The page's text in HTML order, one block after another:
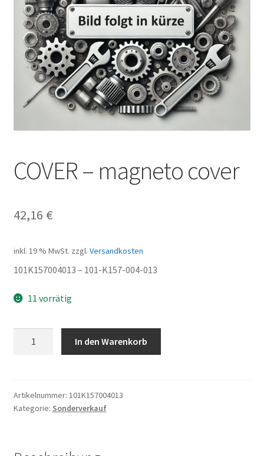
COVER – magneto cover
42,16 €
inkl. 19 % MwSt. zzgl. Versandkosten
101K157004013 – 101-K157-004-013
11 vorrätig
Menge
In den Warenkorb
Artikelnummer: 101K157004013
Kategorie: Sonderverkauf